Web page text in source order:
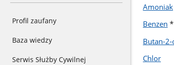
Profil zaufany
Baza wiedzy
Serwis Służby Cywilnej
Amoniak
Benzen *
Butan-2-
Chlor